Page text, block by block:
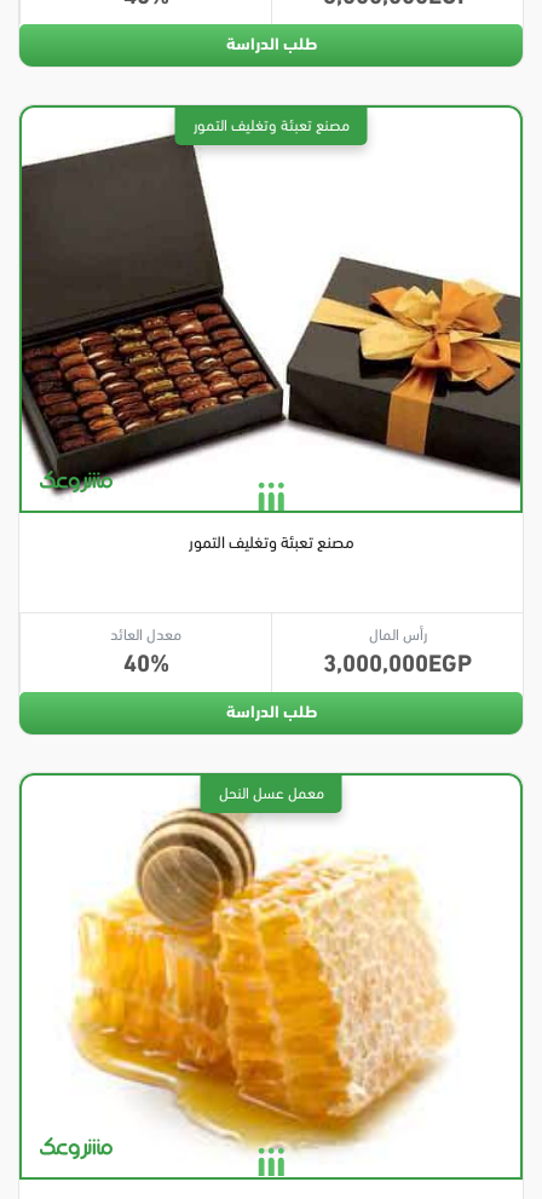
طلب الدراسة
مصنع تعبئة وتغليف التمور
رأس المال
3,000,000
معدل العائد
40
طلب الدراسة